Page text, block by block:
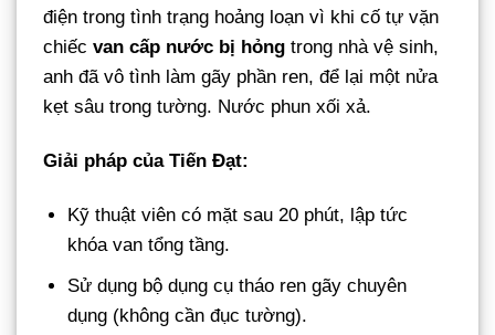
điện trong tình trạng hoảng loạn vì khi cố tự vặn
chiếc van cấp nước bị hỏng trong nhà vệ sinh,
anh đã vô tình làm gãy phần ren, để lại một nửa
kẹt sâu trong tường. Nước phun xối xả.
Giải pháp của Tiến Đạt:
Kỹ thuật viên có mặt sau 20 phút, lập tức
khóa van tổng tầng.
Sử dụng bộ dụng cụ tháo ren gãy chuyên
dụng (không cần đục tường).